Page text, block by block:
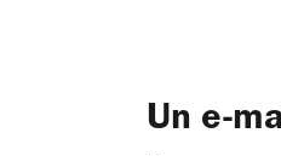
Un e-